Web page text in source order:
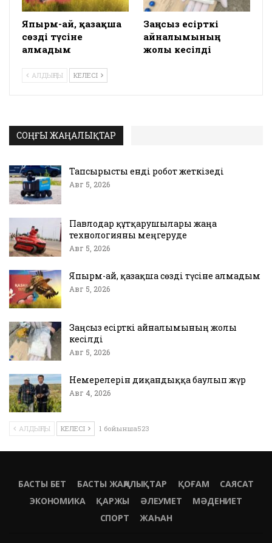
Япырм-ай, қазақша
сөзді түсіне
алмадым
Заңсыз есірткі
айналымының
жолы кесілді
АЛДЫҢҒЫ КЕЛЕСІ
СОҢҒЫ ЖАҢАЛЫҚТАР
Тапсырысты енді робот жеткізеді
Авг 5, 2026
Павлодар құтқарушылары жаңа
технологияны меңгеруде
Авг 5, 2026
Япырм-ай, қазақша сөзді түсіне алмадым
Авг 5, 2026
Заңсыз есірткі айналымының жолы
кесілді
Авг 5, 2026
Немерелерін диқандыққа баулып жүр
Авг 4, 2026
АЛДЫҢҒЫ КЕЛЕСІ 1 бойынша523
БАСТЫ БЕТ БАСТЫ ЖАҢАЛЫҚТАР ҚОҒАМ
САЯСАТ
ЭКОНОМИКА
ҚАРЖЫ ӘЛЕУМЕТ
МӘДЕНИЕТ
СПОРТ
ЖАҺАН